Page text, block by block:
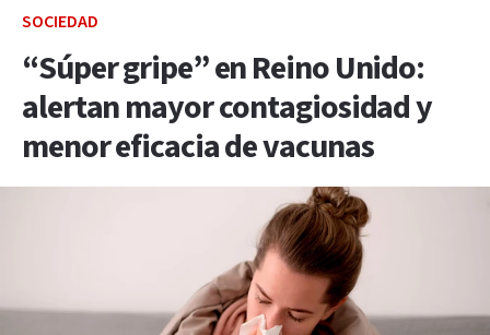
SOCIEDAD
“Súper gripe” en Reino Unido:
alertan mayor contagiosidad y
menor eficacia de vacunas